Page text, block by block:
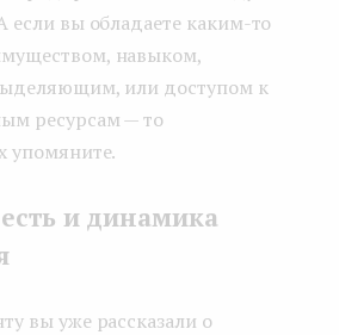
если вы обладаете каким-то
навыком,
или доступом к
ресурсам — то
упомяните.
и динамика
вы уже рассказали о